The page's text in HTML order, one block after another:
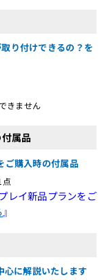
り付けできるの？を
ません
属品
購入時の付属品
レイ新品プランをご
』
心に解説いたします